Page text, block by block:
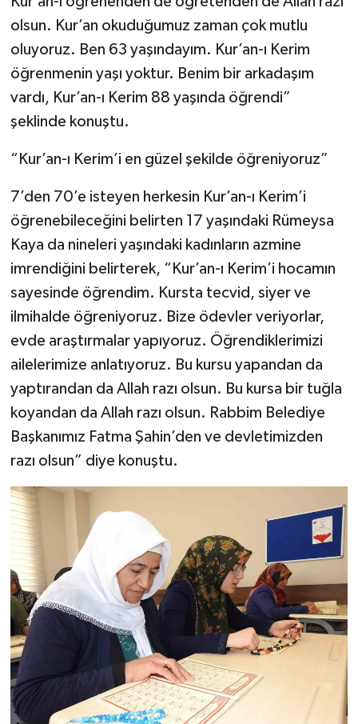
olsun. Kur’an okuduğumuz zaman çok mutlu
oluyoruz. Ben 63 yaşındayım. Kur’an-ı Kerim
öğrenmenin yaşı yoktur. Benim bir arkadaşım
vardı, Kur’an-ı Kerim 88 yaşında öğrendi”
şeklinde konuştu.
“Kur’an-ı Kerim’i en güzel şekilde öğreniyoruz”
7’den 70’e isteyen herkesin Kur’an-ı Kerim’i
öğrenebileceğini belirten 17 yaşındaki Rümeysa
Kaya da nineleri yaşındaki kadınların azmine
imrendiğini belirterek, “Kur’an-ı Kerim’i hocamın
sayesinde öğrendim. Kursta tecvid, siyer ve
ilmihalde öğreniyoruz. Bize ödevler veriyorlar,
evde araştırmalar yapıyoruz. Öğrendiklerimizi
ailelerimize anlatıyoruz. Bu kursu yapandan da
yaptırandan da Allah razı olsun. Bu kursa bir tuğla
koyandan da Allah razı olsun. Rabbim Belediye
Başkanımız Fatma Şahin’den ve devletimizden
razı olsun” diye konuştu.